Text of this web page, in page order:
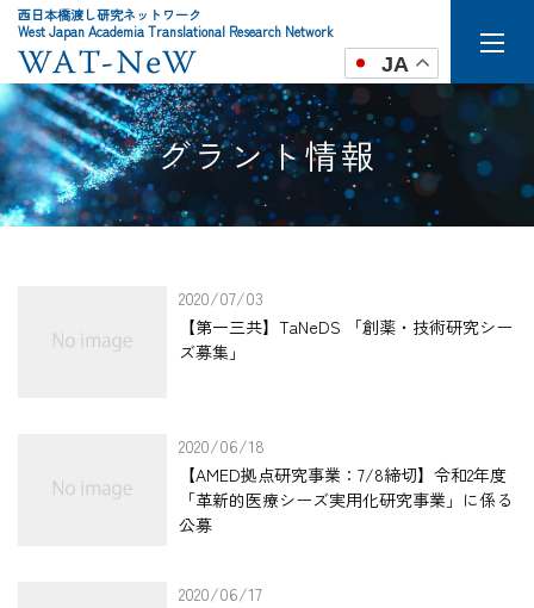
西日本橋渡し研究ネットワーク
West Japan Academia Translational Research Network
JA
グラント情報
2020/07/03
【第一三共】TaNeDS 「創薬・技術研究シー
ズ募集」
2020/06/18
【AMED拠点研究事業：7/8締切】令和2年度
「革新的医療シーズ実用化研究事業」に係る
公募
2020/06/17